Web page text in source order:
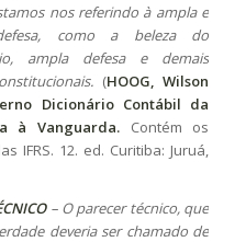
nos referindo à ampla e
como a beleza do
ampla defesa e demais
(HOOG, Wilson
Dicionário Contábil da
à Vanguarda. Contém os
IFRS. 12. ed. Curitiba: Juruá,
– O parecer técnico, que
deveria ser chamado de